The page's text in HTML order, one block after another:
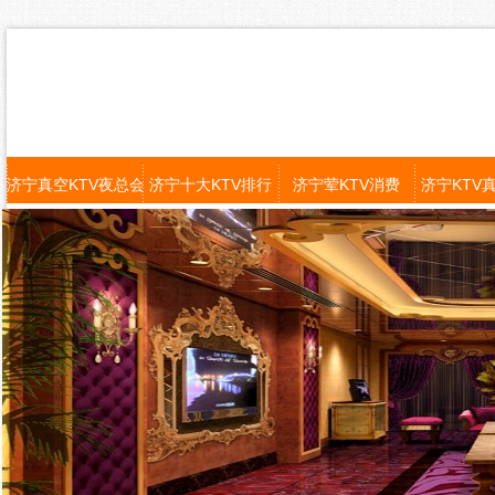
济宁真空KTV夜总会 济宁十大KTV排行 济宁荤KTV消费 济宁KTV